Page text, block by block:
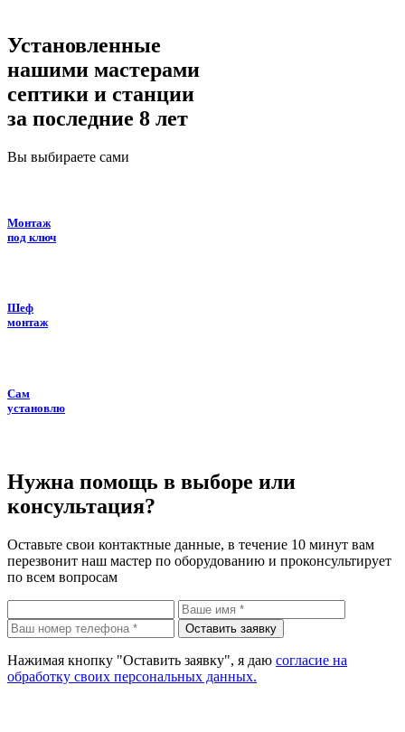
Установленные
нашими мастерами
септики и станции
за последние 8 лет
Вы выбираете сами
Монтаж
под ключ
Шеф
монтаж
Сам
установлю
Нужна помощь в выборе или
консультация?
Оставьте свои контактные данные, в течение 10 минут вам
перезвонит наш мастер по оборудованию и проконсультирует
по всем вопросам
Нажимая кнопку "Оставить заявку", я даю согласие на
обработку своих персональных данных.